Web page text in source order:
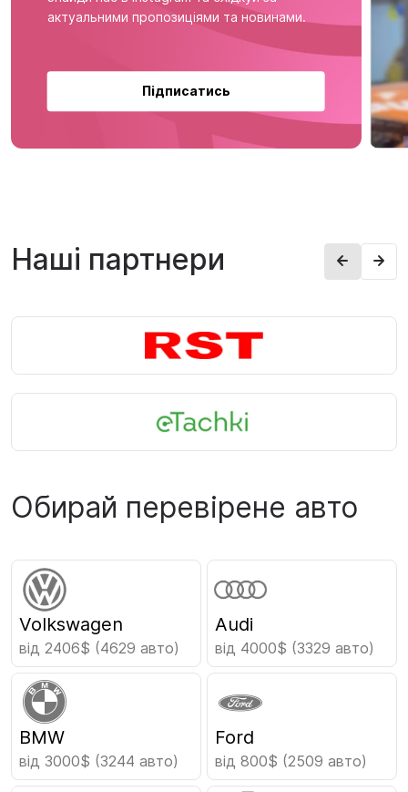
актуальними пропозиціями та новинами.
Підписатись
Наші партнери
Обирай перевірене авто
Volkswagen
від 2406$ (4629 авто)
Audi
від 4000$ (3329 авто)
BMW
від 3000$ (3244 авто)
Ford
від 800$ (2509 авто)